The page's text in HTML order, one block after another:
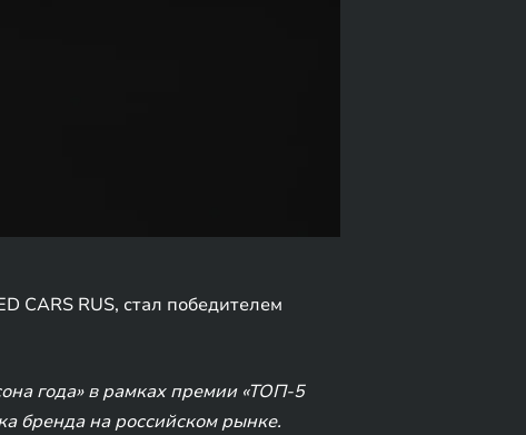
CARS RUS, стал победителем
года» в рамках премии «ТОП-5
бренда на российском рынке.